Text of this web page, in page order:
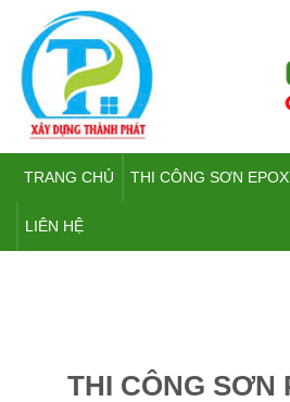
nội
dung
TRANG CHỦ THI CÔNG SƠN
LIÊN HỆ
THI CÔNG SƠN